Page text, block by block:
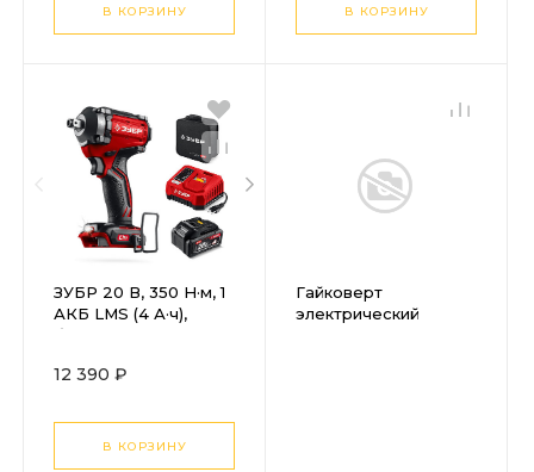
В КОРЗИНУ В КОРЗИНУ
ЗУБР 20 В, 350 Н·м, 1
АКБ LMS (4 А·ч),
бесщеточный
сумка (ГБУ-350-41)
12 390 ₽
В КОРЗИНУ
Гайковерт
электрический